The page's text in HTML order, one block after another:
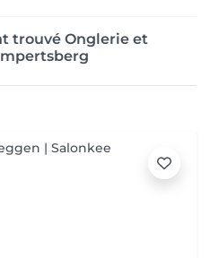
trouvé Onglerie et